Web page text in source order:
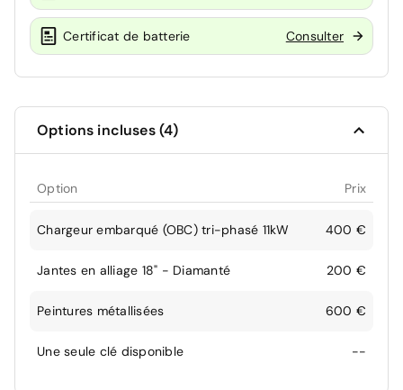
Certificat de batterie Consulter
Options incluses (4)
Option Prix
Chargeur embarqué (OBC) tri-phasé 11kW 400 €
Jantes en alliage 18" - Diamanté 200 €
Peintures métallisées 600 €
Une seule clé disponible --